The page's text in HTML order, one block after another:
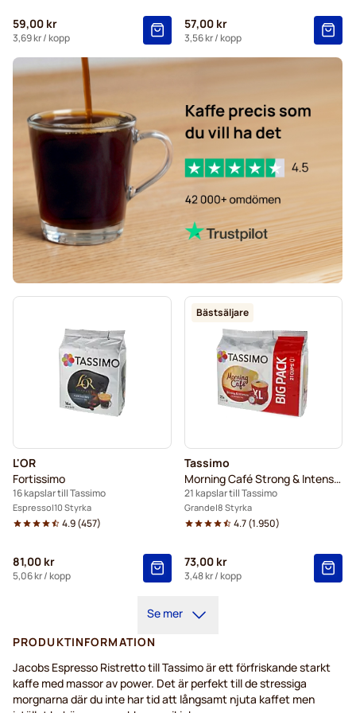
59,00 kr
3,69 kr/ kopp
57,00 kr
3,56 kr/ kopp
L'OR
Fortissimo
16 kapslar till Tassimo
Espresso 10 Styrka
4.9(457)
81,00 kr
5,06 kr/ kopp
Bästsäljare
Tassimo
Morning Café Strong & Intense XL
21 kapslar till Tassimo
Grande 8 Styrka
4.7(1.950)
73,00 kr
3,48 kr/ kopp
Se mer
PRODUKTINFORMATION
Jacobs Espresso Ristretto till Tassimo är ett förfriskande starkt
kaffe med massor av power. Det är perfekt till de stressiga
morgnarna där du inte har tid att långsamt njuta kaffet men